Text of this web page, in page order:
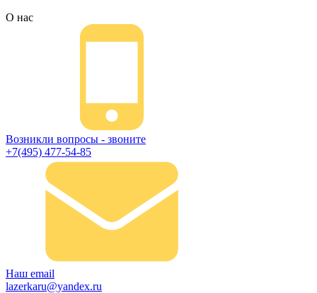
О нас
Возникли вопросы - звоните
+7(495) 477-54-85
Наш email
lazerkaru@yandex.ru